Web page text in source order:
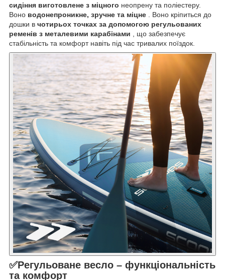
сидіння виготовлене з міцного неопрену та поліестеру.
Воно водонепроникне, зручне та міцне . Воно кріпиться до
дошки в чотирьох точках за допомогою регульованих
ременів з металевими карабінами , що забезпечує
стабільність та комфорт навіть під час тривалих поїздок.
✅Регульоване весло – функціональність
та комфорт